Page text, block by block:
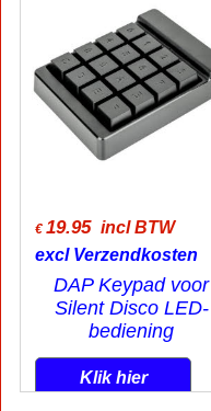
€ 19.95 incl BTW
excl Verzendkosten
DAP Keypad voor
Silent Disco LED-
bediening
Klik hier